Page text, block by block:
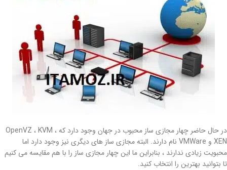
در حال حاضر چهار مجازی ساز محبوب در جهان وجود دارد که OpenVZ ، KVM ،
XEN و VMWare نام دارند. البته مجازی ساز های دیگری نیز وجود دارد اما
محبویت زیادی ندارند ، بنابراین ما این چهار مجازی ساز را با هم مقایسه می کنیم
تا بتوانید بهترین را انتخاب کنید.